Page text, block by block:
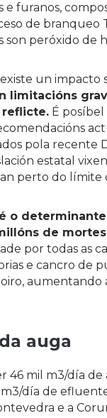
e furanos,
de branqueo
son peróxido de
un impacto
limitacións
reflicte. É
pola
estatal
perto do límite
o
de
por todas as
e cancro de
aumentando
auga
46 mil m3/día
m3/día de
e a